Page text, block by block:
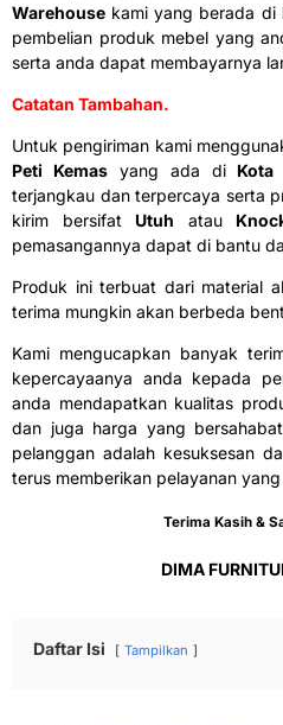
Warehouse kami yang berada di
pembelian produk mebel yang
serta anda dapat membayarnya
Catatan Tambahan.
Untuk pengiriman kami
Peti Kemasyang ada di Kota
terjangkau dan terpercaya serta
kirim bersifat Utuh atau
pemasangannya dapat di bantu
Produk ini terbuat dari material
terima mungkin akan berbeda
Kami mengucapkan banyak
kepercayaanya anda kepada
anda mendapatkan kualitas
dan juga harga yang
pelanggan adalah kesuksesan
terus memberikan pelayanan
Terima Kasih &
DIMA
Daftar Isi Tampilkan